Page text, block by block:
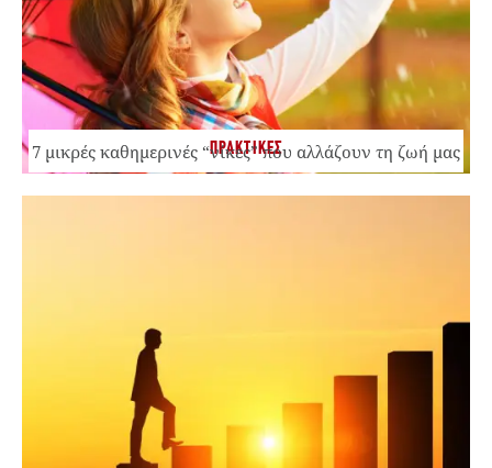
ΠΡΑΚΤΙΚΕΣ
7 μικρές καθημερινές “νίκες” που αλλάζουν τη ζωή μας